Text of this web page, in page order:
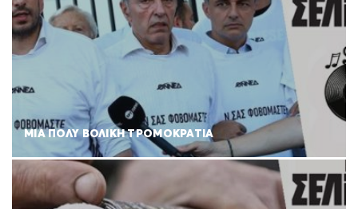
ΜΙΑ ΠΟΛΥ ΒΟΛΙΚΗ ΤΡΟΜΟΚΡΑΤΙΑ